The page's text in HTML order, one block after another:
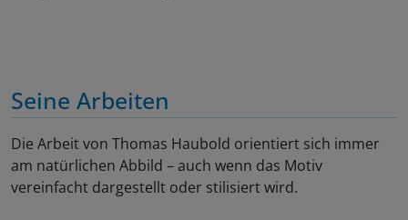
Seine Arbeiten
Die Arbeit von Thomas Haubold orientiert sich immer
am natürlichen Abbild – auch wenn das Motiv
vereinfacht dargestellt oder stilisiert wird.